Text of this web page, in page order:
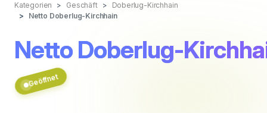
Kategorien Geschäft
Doberlug-Kirchhain
Netto Doberlug-Kirchhain
Netto Doberlug-
Geöffnet